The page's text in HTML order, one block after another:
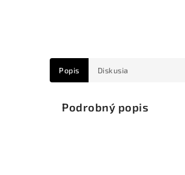
Popis Diskusia
Podrobný popis